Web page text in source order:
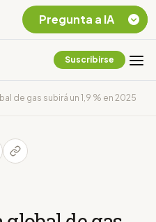
Suscribirse
de gas subirá un 1,9 % en 2025
Pregunta a IA
Chevron Ecuador